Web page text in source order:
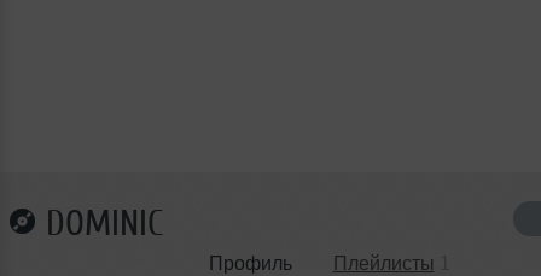
DOMINIC
Профиль Плейлисты